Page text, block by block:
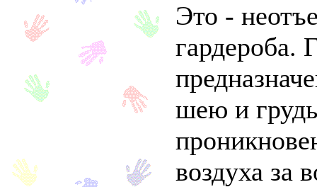
Это -
гардероба.
шею и
воздуха за